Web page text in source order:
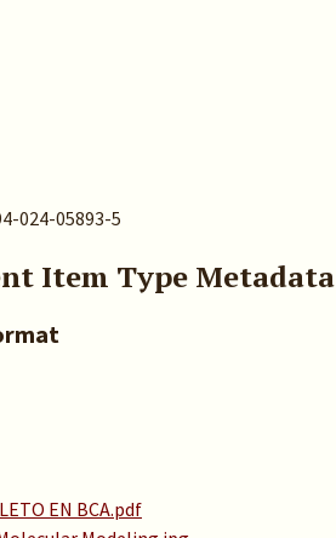
024-05893-5
Item Type Metadata
EN BCA.pdf